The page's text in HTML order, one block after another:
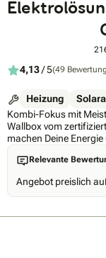
4,13/ 5(49
Heizung
Kombi-Fokus mit
Wallbox vom
machen Deine
Relevante
Angebot preislich